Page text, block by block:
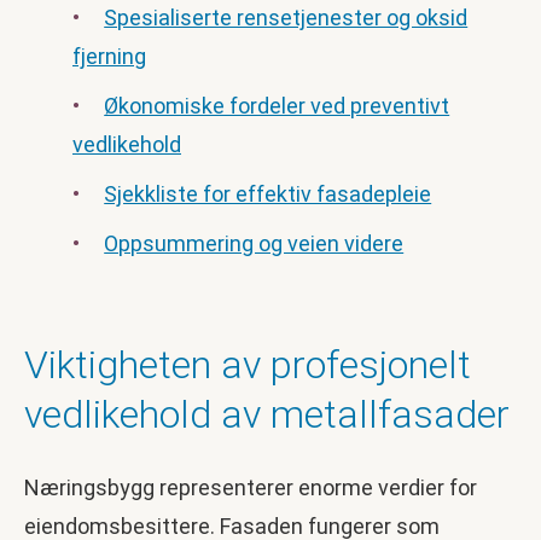
Spesialiserte rensetjenester og oksid
fjerning
Økonomiske fordeler ved preventivt
vedlikehold
Sjekkliste for effektiv fasadepleie
Oppsummering og veien videre
Viktigheten av profesjonelt
vedlikehold av metallfasader
Næringsbygg representerer enorme verdier for
eiendomsbesittere. Fasaden fungerer som